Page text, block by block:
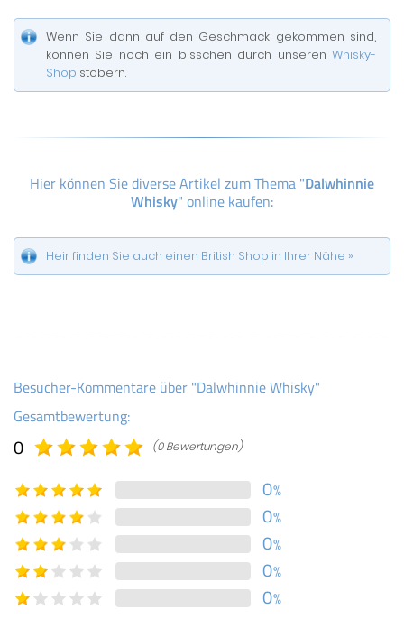
Wenn Sie dann auf den Geschmack gekommen sind,
können Sie noch ein bisschen durch unseren Whisky-
Shop stöbern.
Hier können Sie diverse Artikel zum Thema "Dalwhinnie
Whisky" online kaufen:
Heir finden Sie auch einen British Shop in Ihrer Nähe »
Besucher-Kommentare über "Dalwhinnie Whisky"
Gesamtbewertung:
0 (0 Bewertungen)
0%
0%
0%
0%
0%